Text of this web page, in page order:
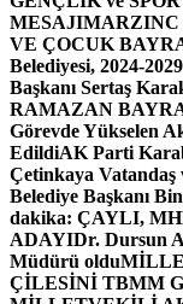
MESAJIMARZINC
VE ÇOCUK
Belediyesi, 2024-
Başkanı Sertaş
RAMAZAN
Görevde Yükselen
EdildiAK Parti
Çetinkaya
Belediye Başkanı
dakika: ÇAYLI,
ADAYIDr. Dursun
Müdürü oldu
ÇİLESİNİ TBMM